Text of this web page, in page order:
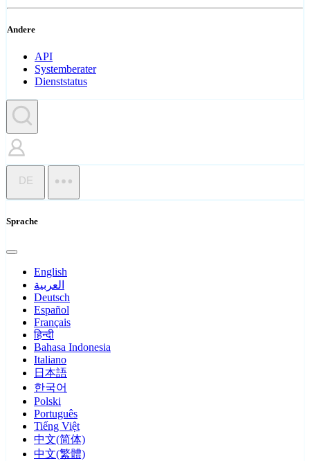
Andere
API
Systemberater
Dienststatus
DE
Sprache
English
العربية
Deutsch
Español
Français
हिन्दी
Bahasa Indonesia
Italiano
日本語
한국어
Polski
Português
Tiếng Việt
中文(简体)
中文(繁體)